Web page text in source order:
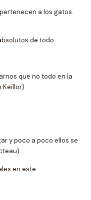
a los gatos.
de todo.
que no todo en la
Keillor)
y poco a poco ellos se
en este.